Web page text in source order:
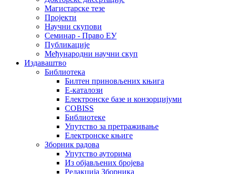
Магистарске тезе
Пројекти
Научни скупови
Семинар - Право ЕУ
Публикације
Међународни научни скуп
Издаваштво
Библиотека
Билтен приновљених књига
Е-каталози
Електронске базе и конзорцијуми
COBISS
Библиотеке
Упутство за претраживање
Електронске књиге
Зборник радова
Упутство ауторима
Из објављених бројева
Редакција Зборника